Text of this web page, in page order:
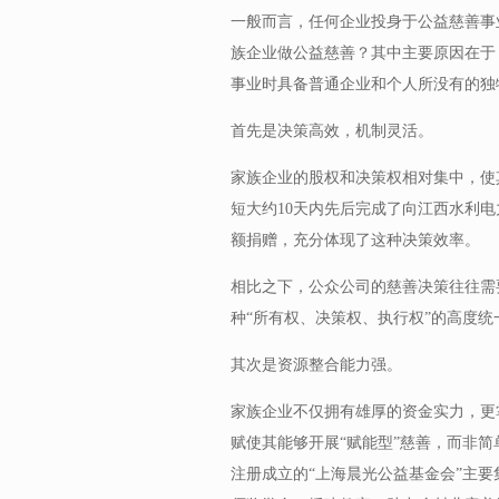
一般而言，任何企业投身于公益慈善
族企业做公益慈善？其中主要原因在
事业时具备普通企业和个人所没有的
首先是决策高效，机制灵活。
家族企业的股权和决策权相对集中，
短大约10天内先后完成了向江西水利
额捐赠，充分体现了这种决策效率。
相比之下，公众公司的慈善决策往往
种“所有权、决策权、执行权”的高度
其次是资源整合能力强。
家族企业不仅拥有雄厚的资金实力，
赋使其能够开展“赋能型”慈善，而非
注册成立的“上海晨光公益基金会”主